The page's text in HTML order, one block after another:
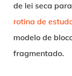
de lei seca
rotina de
modelo de
fragmentado.